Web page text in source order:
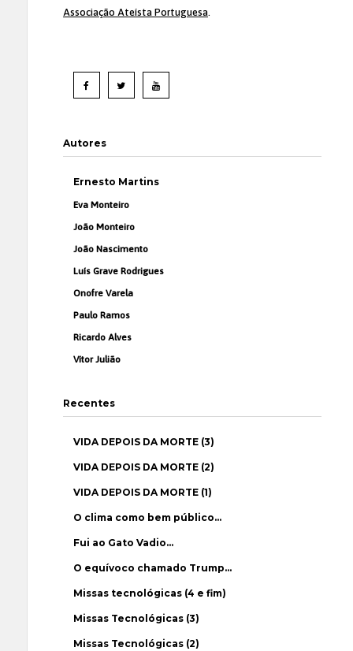
Associação Ateísta Portuguesa.
Autores
Ernesto Martins
Eva Monteiro
João Monteiro
João Nascimento
Luís Grave Rodrigues
Onofre Varela
Paulo Ramos
Ricardo Alves
Vítor Julião
Recentes
VIDA DEPOIS DA MORTE (3)
VIDA DEPOIS DA MORTE (2)
VIDA DEPOIS DA MORTE (1)
O clima como bem público…
Fui ao Gato Vadio…
O equívoco chamado Trump…
Missas tecnológicas (4 e fim)
Missas Tecnológicas (3)
Missas Tecnológicas (2)